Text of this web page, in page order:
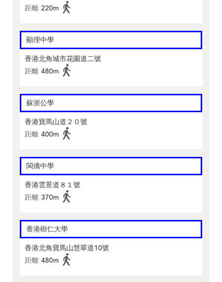
距離 220m
顯理中學
香港北角城市花園道二號
距離 480m
蘇浙公學
香港寶馬山道２０號
距離 400m
閩僑中學
香港雲景道８１號
距離 370m
香港樹仁大學
香港北角寶馬山慧翠道10號
距離 480m